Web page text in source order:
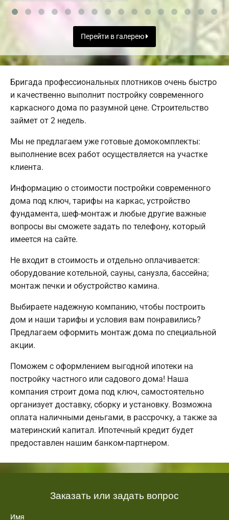
Перейти в галерею
Бригада профессиональных плотников очень быстро
и качественно выполнит постройку современного
каркасного дома по разумной цене. Строительство
займет от 2 недель.
Мы не предлагаем уже готовые домокомплекты:
выполнение всех работ осуществляется на участке
клиента.
Информацию о стоимости постройки современного
дома под ключ, тарифы на каркас, устройство
фундамента, шеф-монтаж и любые другие важные
вопросы вы сможете задать по телефону, который
имеется на сайте.
Не входит в стоимость и отдельно оплачивается:
оборудование котельной, сауны, санузла, бассейна;
монтаж печки и обустройство камина.
Выбираете надежную компанию, чтобы построить
дом и наши тарифы и условия вам понравились?
Предлагаем оформить монтаж дома по специальной
акции.
Поможем с оформлением выгодной ипотеки на
постройку частного или садового дома! Наша
компания строит дома под ключ, самостоятельно
организует доставку, сборку и установку. Возможна
оплата наличными деньгами, в рассрочку, а также за
материнский капитал. Ипотечный кредит будет
предоставлен нашим банком-партнером.
Заказать или задать вопрос
Имя